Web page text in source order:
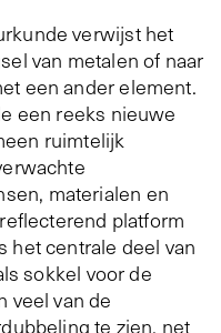
verwijst het
van metalen of naar
een ander element.
een reeks nieuwe
ruimtelijk
materialen en
platform
het centrale deel van
sokkel voor de
veel van de
te zien, net